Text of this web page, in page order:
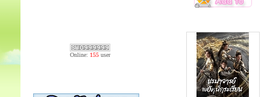
Online: 155 user